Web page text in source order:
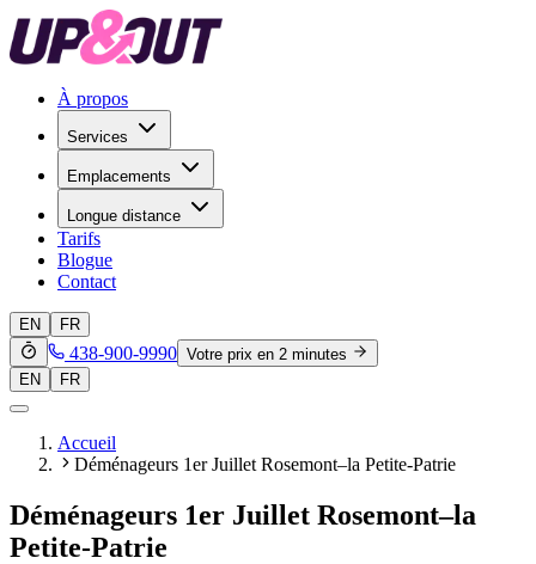
À propos
Services
Emplacements
Longue distance
Tarifs
Blogue
Contact
EN FR
438-900-9990 Votre prix en 2 minutes
EN
FR
Accueil
Déménageurs 1er Juillet Rosemont–la Petite-Patrie
Déménageurs 1er Juillet Rosemont–la
Petite-Patrie